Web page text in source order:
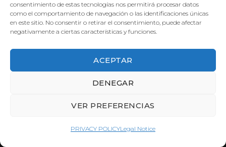
consentimiento de estas tecnologías nos permitirá procesar datos
como el comportamiento de navegación o las identificaciones únicas
en este sitio. No consentir o retirar el consentimiento, puede afectar
negativamente a ciertas características y funciones.
ACEPTAR
DENEGAR
VER PREFERENCIAS
PRIVACY POLICYLegal Notice